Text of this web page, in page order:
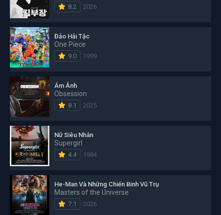
8.2 2026
Đảo Hải Tặc
One Piece
9.0 1999
Ám Ảnh
Obsession
8.1 2025
Nữ Siêu Nhân
Supergirl
4.4 1984
He-Man Và Những Chiến Binh Vũ Trụ
Masters of the Universe
7.1 2026